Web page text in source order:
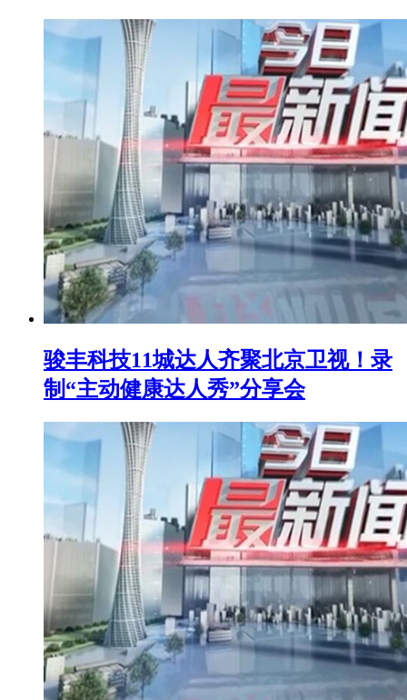
骏丰科技11城达人齐聚北京卫视！录
制“主动健康达人秀”分享会